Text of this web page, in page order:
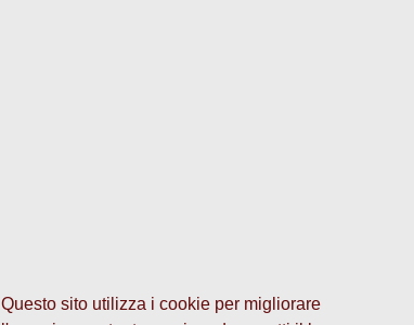
Questo sito utilizza i cookie per migliorare